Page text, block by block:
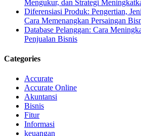
Mengukur, dan Strategi
Diferensiasi Produk: Pengertian,
Cara Memenangkan Persaingan
Database Pelanggan: Cara
Penjualan Bisnis
Categories
Accurate
Accurate Online
Akuntansi
Bisnis
Fitur
Informasi
keuangan